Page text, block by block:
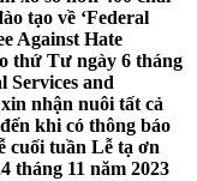
tạo về ‘Federal
Against Hate
thứ Tư ngày 6 tháng
Services and
nhận nuôi tất cả
khi có thông báo
cuối tuần Lễ tạ ơn
tháng 11 năm 2023